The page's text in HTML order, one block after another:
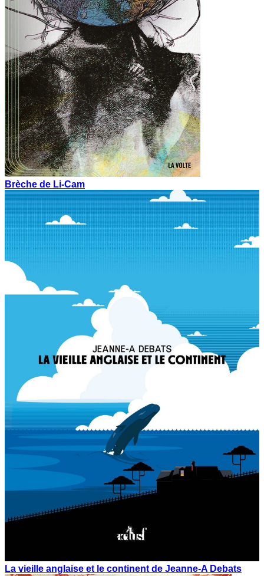
Brèche de Li-Cam
La vieille anglaise et le continent de Jeanne-A Debats